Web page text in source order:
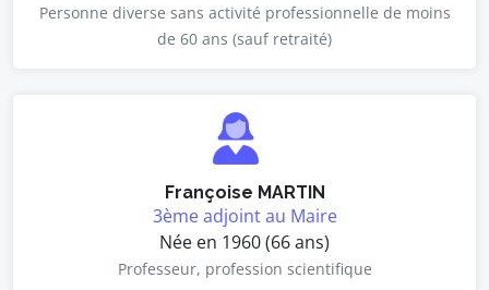
Personne diverse sans activité professionnelle de moins
de 60 ans (sauf retraité)
Françoise MARTIN
3ème adjoint au Maire
Née en 1960 (66 ans)
Professeur, profession scientifique